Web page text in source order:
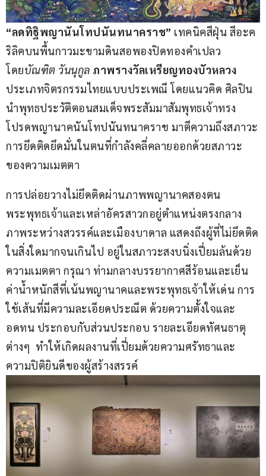
“ลดทิฐิพญานันโทปนันทนาคราช” เทคนิคสีฝุ่น สีอะค
ริลิคบนพื้นกาวมะขามดินสอพองปิดทองคำเปลว
โดยบัณฑิต วันนุกูล ภาพรางวัลเหรียญทองบัวหลวง
ประเภทจิตรกรรมไทยแบบประเพณี โดยแนวคิด ศิลปิน
นำพุทธประวัติตอนสมเด็จพระสัมมาสัมพุทธเจ้าทรง
โปรดพญานาคนันโทปนันทนาคราช มาตีความถึงสภาวะ
การยึดติดยึดมั่นในตนที่กำลังคลี่คลายออกด้วยสภาวะ
ของความเมตตา
การปล่อยวางไม่ยึดติดผ่านภาพพญานาคสองตน
พระพุทธเจ้าและเหล่าอัครสาวกอยู่ตำแหน่งตรงกลาง
ภาพระหว่างสวรรค์และเมืองบาดาล แสดงถึงผู้ที่ไม่ยึดติด
ในสิ่งใดมากจนเกินไป อยู่ในสภาวะสงบนิ่งเปี่ยมล้นด้วย
ความเมตตา กรุณา ท่ามกลางบรรยากาศสีร้อนและเย็น
ค่าน้ำหนักสีที่เน้นพญานาคและพระพุทธเจ้าให้เด่น การ
ใช้เส้นที่มีความละเอียดประณีต ด้วยความตั้งใจและ
อดทน ประกอบกับส่วนประกอบ รายละเอียดทัศนธาตุ
ต่างๆ  ทำให้เกิดผลงานที่เปี่ยมด้วยความศรัทธาและ
ความปิติยินดีของผู้สร้างสรรค์